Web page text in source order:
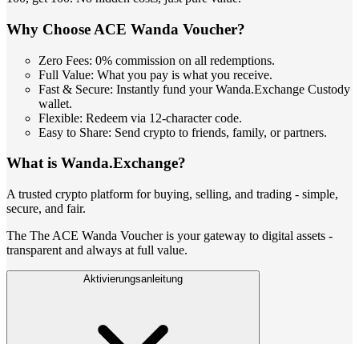
Why Choose ACE Wanda Voucher?
Zero Fees: 0% commission on all redemptions.
Full Value: What you pay is what you receive.
Fast & Secure: Instantly fund your Wanda.Exchange Custody
wallet.
Flexible: Redeem via 12-character code.
Easy to Share: Send crypto to friends, family, or partners.
What is Wanda.Exchange?
A trusted crypto platform for buying, selling, and trading - simple,
secure, and fair.
The The ACE Wanda Voucher is your gateway to digital assets -
transparent and always at full value.
Aktivierungsanleitung